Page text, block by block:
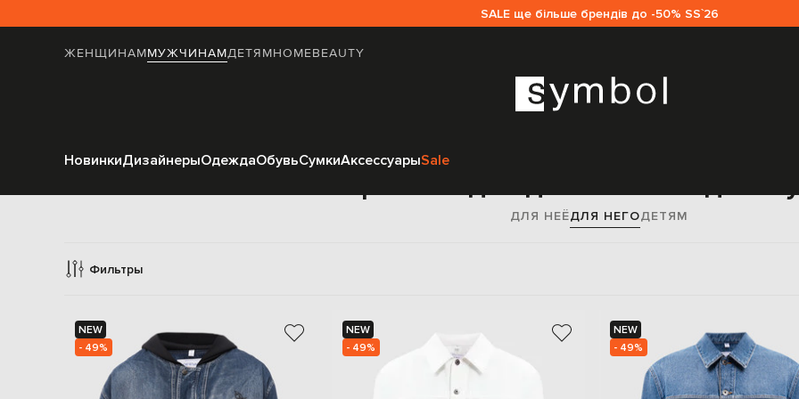
SALE ще більше брендів до -50% SS`26
ЖЕНЩИНАММУЖЧИНАМДЕТЯМHOMEBEAUTY
НовинкиДизайнерыОдеждаОбувьСумкиАксессуарыSale
Главная
ДЛЯ НЕЁДЛЯ НЕГОДЕТЯМ
Фильтры
NEW
- 49%
NEW
- 49%
NEW
- 49%